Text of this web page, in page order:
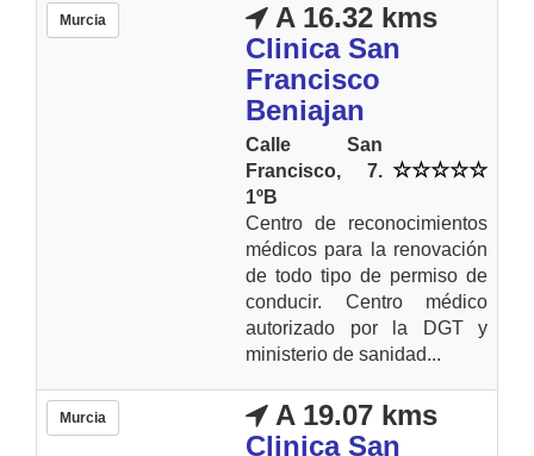
Murcia
A 16.32 kms
Clinica San
Francisco
Beniajan
Calle San
Francisco, 7.
1ºB
Centro de reconocimientos
médicos para la renovación
de todo tipo de permiso de
conducir. Centro médico
autorizado por la DGT y
ministerio de sanidad...
Murcia
A 19.07 kms
Clinica San